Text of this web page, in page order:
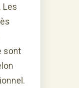
Les
sont